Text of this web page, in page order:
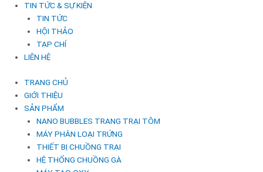
TIN TỨC & SỰ KIỆN
TIN TỨC
HỘI THẢO
TẠP CHÍ
LIÊN HỆ
TRANG CHỦ
GIỚI THIỆU
SẢN PHẨM
NANO BUBBLES TRANG TRẠI TÔM
MÁY PHÂN LOẠI TRỨNG
THIẾT BỊ CHUỒNG TRẠI
HỆ THỐNG CHUỒNG GÀ